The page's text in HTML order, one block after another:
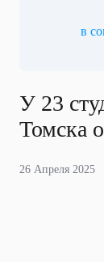
в
У 23
Томска
26 Апреля 2025